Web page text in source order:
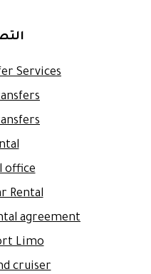
Services
office
Rental
agreement
Limo
cruiser